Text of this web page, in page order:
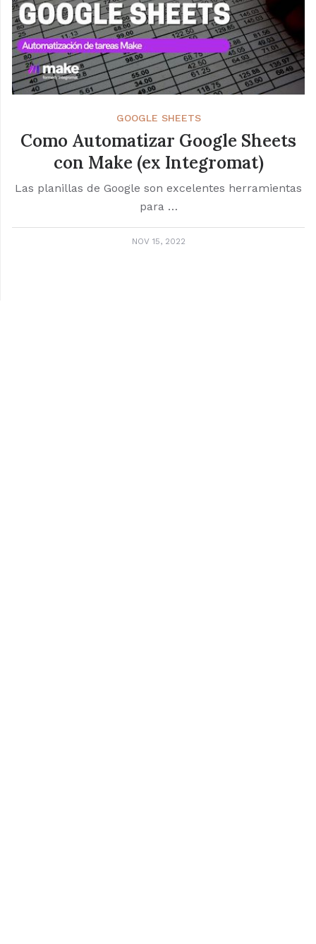
GOOGLE SHEETS
Como Automatizar Google Sheets
con Make (ex Integromat)
Las planillas de Google son excelentes herramientas
para …
NOV 15, 2022